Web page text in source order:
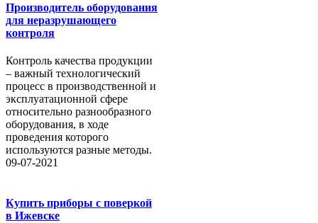
Производитель оборудования
для неразрушающего
контроля
Контроль качества продукции
– важный технологический
процесс в производственной и
эксплуатационной сфере
относительно разнообразного
оборудования, в ходе
проведения которого
используются разные методы.
09-07-2021
Купить приборы с поверкой
в Ижевске